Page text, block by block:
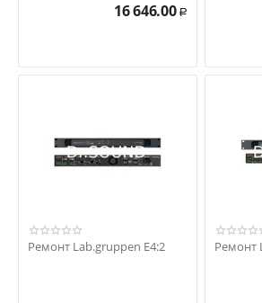
16 646.00 Р
Ремонт Lab.gruppen E4:2 Ремонт